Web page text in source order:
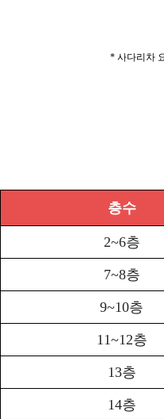
* 사다리차
층수
2~6층
7~8층
9~10층
11~12층
13층
14층